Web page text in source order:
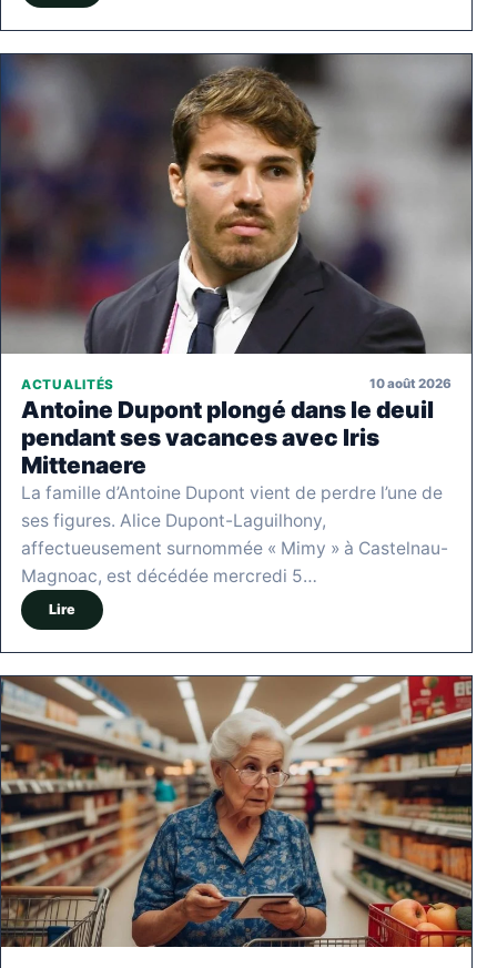
ACTUALITÉS 10 août 2026
Antoine Dupont plongé dans le deuil
pendant ses vacances avec Iris
Mittenaere
La famille d’Antoine Dupont vient de perdre l’une de
ses figures. Alice Dupont-Laguilhony,
affectueusement surnommée « Mimy » à Castelnau-
Magnoac, est décédée mercredi 5…
Lire